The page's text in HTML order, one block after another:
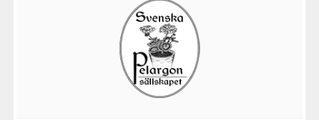
Pelargonsällskapets